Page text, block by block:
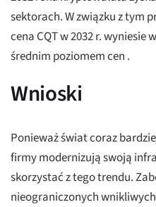
sektorach. W związku z tym
cena CQT w 2032 r. wyniesie
średnim poziomem cen .
Wnioski
Ponieważ świat coraz
firmy modernizują swoją
skorzystać z tego trendu.
nieograniczonych